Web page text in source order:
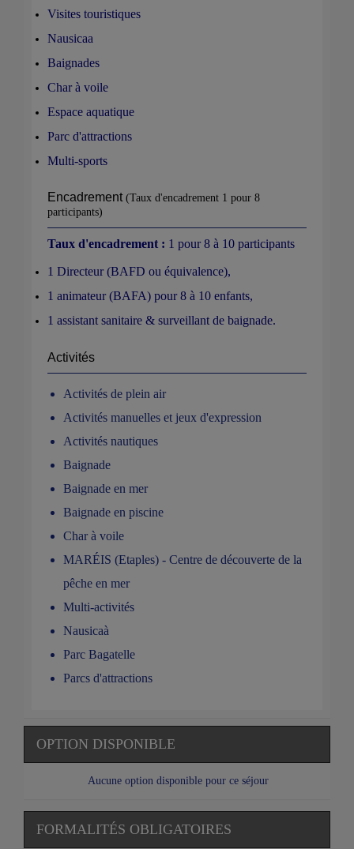
Visites touristiques
Nausicaa
Baignades
Char à voile
Espace aquatique
Parc d'attractions
Multi-sports
Encadrement (Taux d'encadrement 1 pour 8
participants)
Taux d'encadrement : 1 pour 8 à 10 participants
1 Directeur (BAFD ou équivalence),
1 animateur (BAFA) pour 8 à 10 enfants,
1 assistant sanitaire & surveillant de baignade.
Activités
Activités de plein air
Activités manuelles et jeux d'expression
Activités nautiques
Baignade
Baignade en mer
Baignade en piscine
Char à voile
MARÉIS (Etaples) - Centre de découverte de la
pêche en mer
Multi-activités
Nausicaà
Parc Bagatelle
Parcs d'attractions
OPTION DISPONIBLE
Aucune option disponible pour ce séjour
FORMALITÉS OBLIGATOIRES